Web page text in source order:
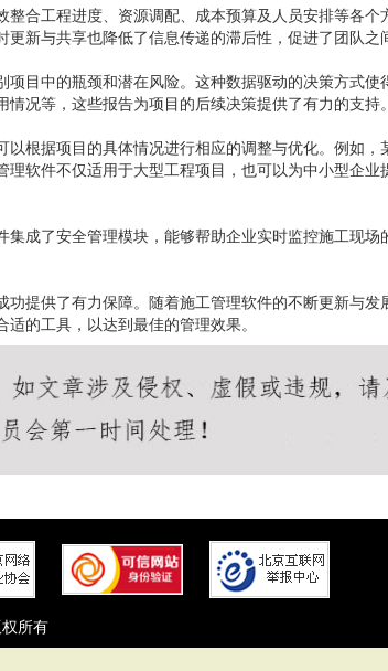
合工程进度、资源调配、成本预算及人员安排等各个
新与共享也降低了信息传递的滞后性，促进了团队之
目中的瓶颈和潜在风险。这种数据驱动的决策方式使
况等，这些报告为项目的后续决策提供了有力的支持。
根据项目的具体情况进行相应的调整与优化。例如，
软件不仅适用于大型工程项目，也可以为中小型企业
成了安全管理模块，能够帮助企业实时监控施工现场
提供了有力保障。随着施工管理软件的不断更新与发
的工具，以达到最佳的管理效果。
所有